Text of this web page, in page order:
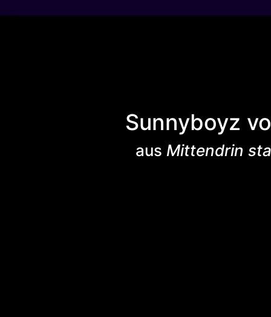
Sunnyboyz
aus Mittendrin